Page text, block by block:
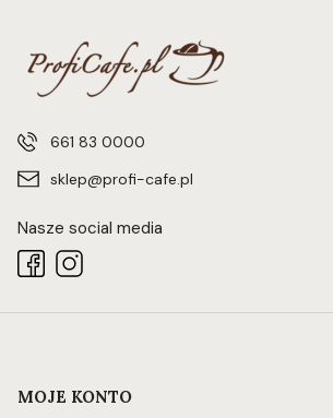
661 83 0000
sklep@profi-cafe.pl
Nasze social media
Linki w stopce
MOJE KONTO